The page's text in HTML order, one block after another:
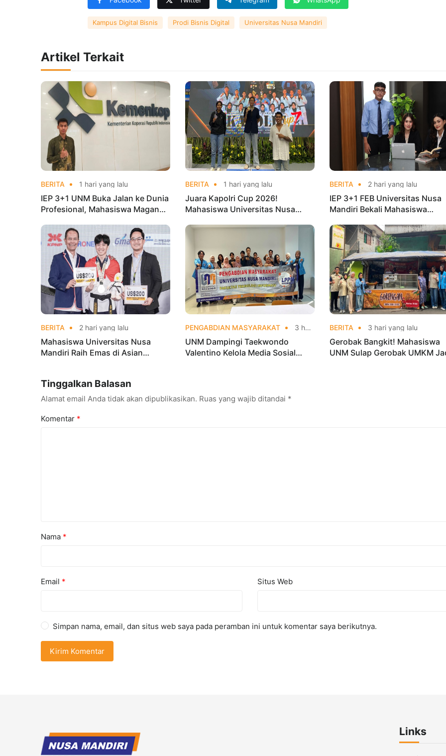
Kampus Digital Bisnis Prodi Bisnis Digital Universitas Nusa Mandiri
Artikel Terkait
BERITA 1 hari yang lalu
IEP 3+1 UNM Buka Jalan ke Dunia
Profesional, Mahasiswa Magang
BERITA 1 hari yang lalu
Juara Kapolri Cup 2026!
Mahasiswa Universitas Nusa
di Kejurnas Taekwondo
BERITA 2 hari yang lalu
IEP 3+1 FEB Universitas Nusa
Mandiri Bekali Mahasiswa
BERITA 2 hari yang lalu
Mahasiswa Universitas Nusa
Mandiri Raih Emas di Asian
PENGABDIAN MASYARAKAT 3 hari yang lalu
UNM Dampingi Taekwondo
Valentino Kelola Media Sosial
BERITA 3 hari yang lalu
Gerobak Bangkit! Mahasiswa
UNM Sulap Gerobak UMKM
Tinggalkan Balasan
Alamat email Anda tidak akan dipublikasikan. Ruas yang wajib ditandai *
Komentar *
Nama *
Email * Situs Web
Simpan nama, email, dan situs web saya pada peramban ini untuk komentar saya berikutnya.
Links